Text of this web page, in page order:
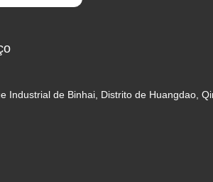
Industrial de Binhai, Distrito de Huangdao,